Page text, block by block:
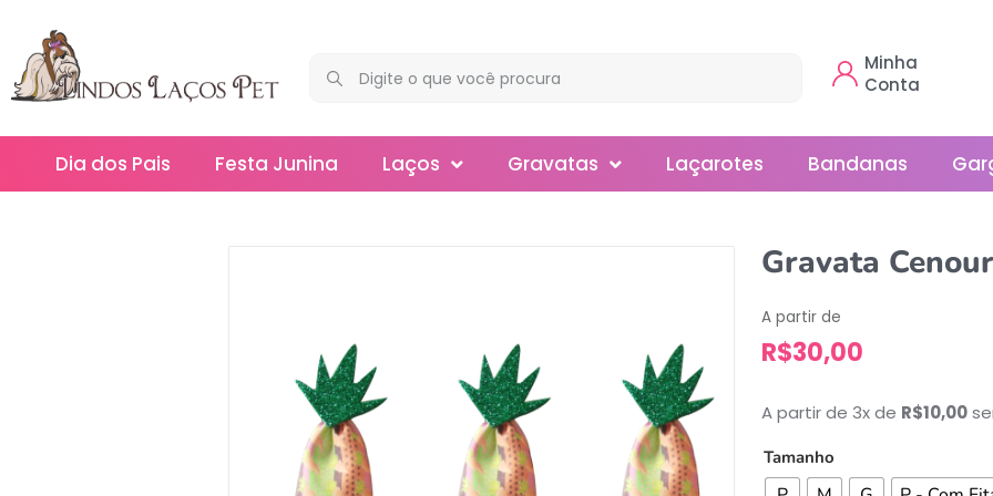
Minha
Conta
Dia dos Pais Festa Junina Laços Gravatas
Smoking
Laçarotes Bandanas
Gravata
A partir de
R$30,00
A partir de 3x de R$10,00
Tamanho